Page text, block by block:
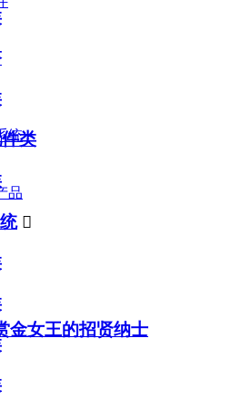
统
品
金女王的招贤纳士
类
